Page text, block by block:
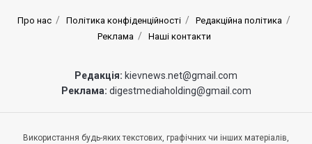
Про нас Політика конфіденційності
Редакційна політика
Реклама
Наші контакти
Редакція: kievnews.net@gmail.com
Реклама: digestmediaholding@gmail.com
Використання будь-яких текстових, графічних чи інших матеріалів,